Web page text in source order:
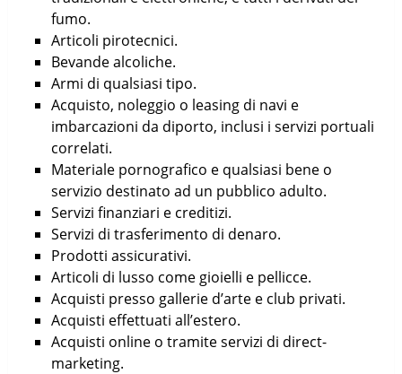
fumo.
Articoli pirotecnici.
Bevande alcoliche.
Armi di qualsiasi tipo.
Acquisto, noleggio o leasing di navi e
imbarcazioni da diporto, inclusi i servizi portuali
correlati.
Materiale pornografico e qualsiasi bene o
servizio destinato ad un pubblico adulto.
Servizi finanziari e creditizi.
Servizi di trasferimento di denaro.
Prodotti assicurativi.
Articoli di lusso come gioielli e pellicce.
Acquisti presso gallerie d’arte e club privati.
Acquisti effettuati all’estero.
Acquisti online o tramite servizi di direct-
marketing.